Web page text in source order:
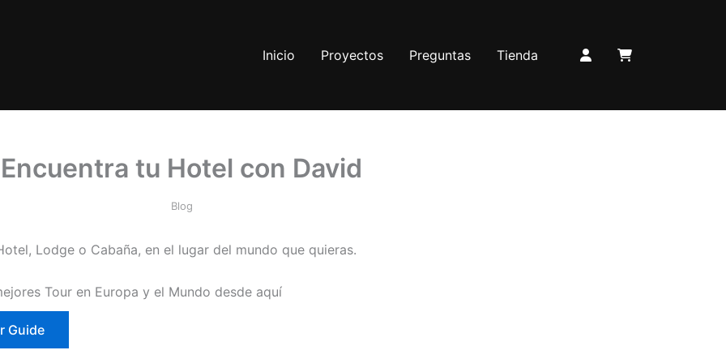
Inicio Proyectos Preguntas Tienda
Encuentra tu Hotel con David
Blog
Lodge o Cabaña, en el lugar del mundo que quieras.
Tour en Europa y el Mundo desde aquí
Guide